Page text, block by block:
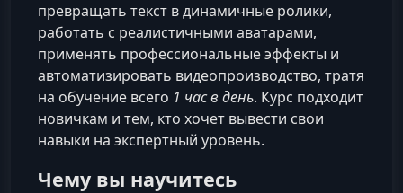
превращать текст в динамичные ролики,
работать с реалистичными аватарами,
применять профессиональные эффекты и
автоматизировать видеопроизводство, тратя
на обучение всего 1 час в день. Курс подходит
новичкам и тем, кто хочет вывести свои
навыки на экспертный уровень.
Чему вы научитесь